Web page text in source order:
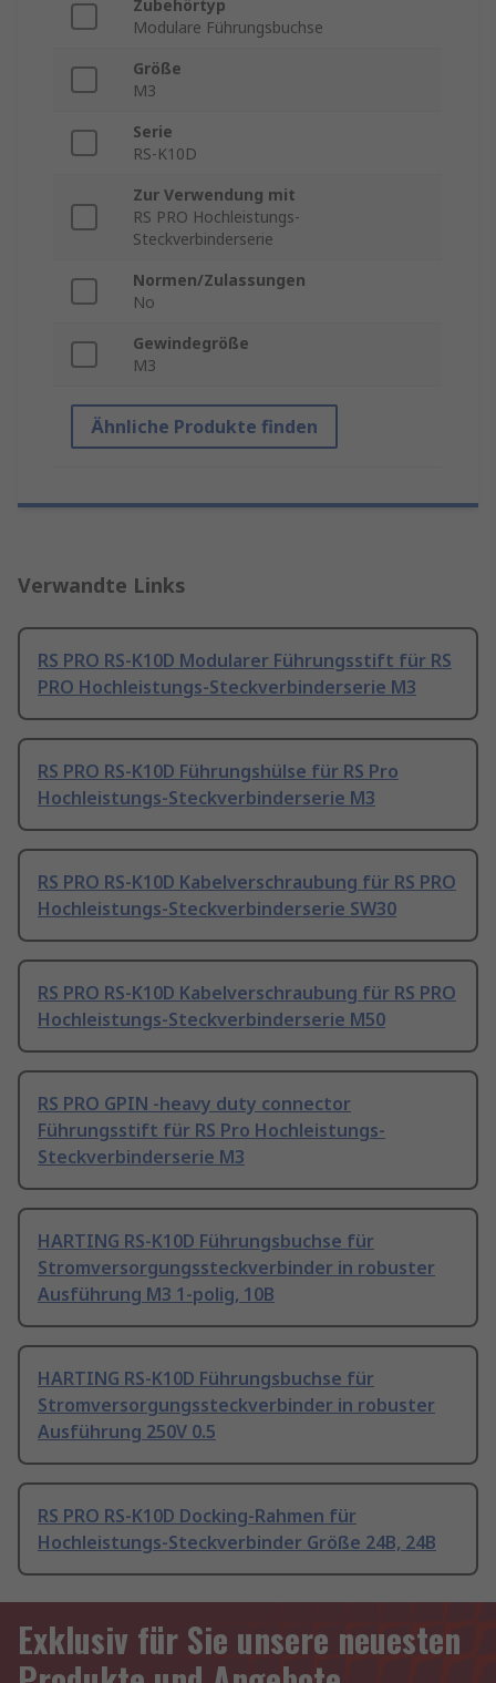
Zubehörtyp
Modulare Führungsbuchse
Größe
M3
Serie
RS-K10D
Zur Verwendung mit
RS PRO Hochleistungs-
Steckverbinderserie
Normen/Zulassungen
No
Gewindegröße
M3
Ähnliche Produkte finden
Verwandte Links
RS PRO RS-K10D Modularer Führungsstift für RS
PRO Hochleistungs-Steckverbinderserie M3
RS PRO RS-K10D Führungshülse für RS Pro
Hochleistungs-Steckverbinderserie M3
RS PRO RS-K10D Kabelverschraubung für RS PRO
Hochleistungs-Steckverbinderserie SW30
RS PRO RS-K10D Kabelverschraubung für RS PRO
Hochleistungs-Steckverbinderserie M50
RS PRO GPIN -heavy duty connector
Führungsstift für RS Pro Hochleistungs-
Steckverbinderserie M3
HARTING RS-K10D Führungsbuchse für
Stromversorgungssteckverbinder in robuster
Ausführung M3 1-polig, 10B
HARTING RS-K10D Führungsbuchse für
Stromversorgungssteckverbinder in robuster
Ausführung 250V 0.5
RS PRO RS-K10D Docking-Rahmen für
Hochleistungs-Steckverbinder Größe 24B, 24B
Exklusiv für Sie unsere neuesten